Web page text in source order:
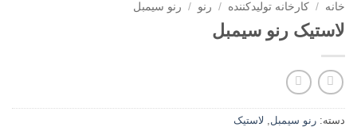
خانه / کارخانه تولیدکننده / رنو / رنو سیمبل
لاستیک رنو سیمبل
دسته: رنو سیمبل لاستیک